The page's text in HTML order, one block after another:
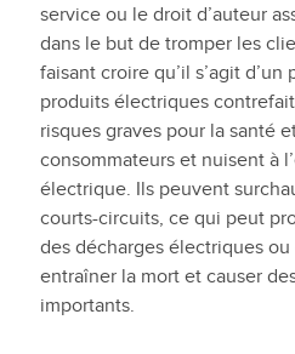
service ou le droit d’auteur
dans le but de tromper les
faisant croire qu’il s’agit
produits électriques
risques graves pour la santé
consommateurs et nuisent à
électrique. Ils peuvent
courts-circuits, ce qui peut
des décharges électriques
entraîner la mort et causer
importants.